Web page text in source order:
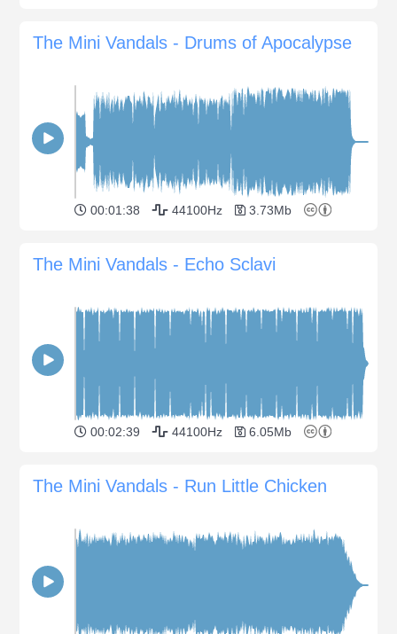
The Mini Vandals - Drums of Apocalypse
00:01:38 44100Hz 3.73Mb
The Mini Vandals - Echo Sclavi
00:02:39 44100Hz 6.05Mb
The Mini Vandals - Run Little Chicken